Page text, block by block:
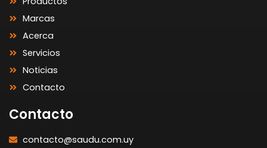
Marcas
Acerca
Servicios
Noticias
Contacto
Contacto
contacto@saudu.com.uy